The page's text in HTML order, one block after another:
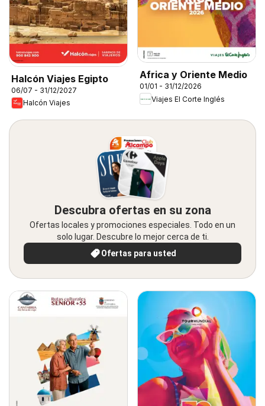
Halcón Viajes Egipto
06/07 - 31/12/2027
Halcón Viajes
Africa y Oriente Medio
01/01 - 31/12/2026
Viajes El Corte Inglés
Descubra ofertas en su zona
Ofertas locales y promociones especiales. Todo en un
solo lugar. Descubre lo mejor cerca de ti.
Ofertas para usted